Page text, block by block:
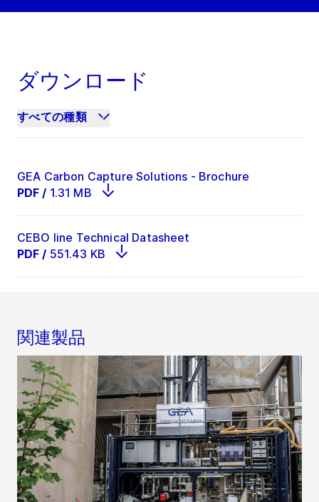
ダウンロード
すべての種類
GEA Carbon Capture Solutions - Brochure
PDF / 1.31 MB
CEBO line Technical Datasheet
PDF / 551.43 KB
関連製品